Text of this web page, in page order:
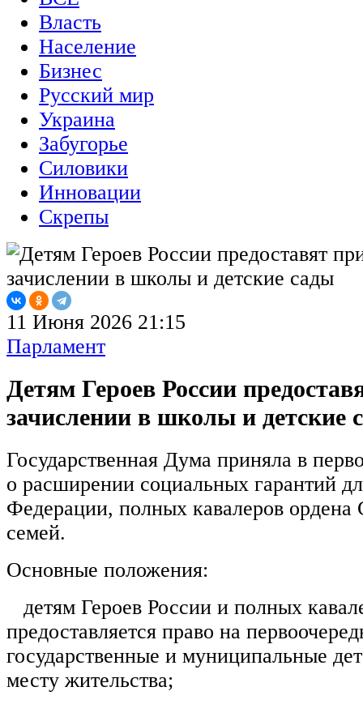
Власть
Население
Бизнес
Русский мир
Украина
Забугорье
Силовики
Инновации
Скрепы
11 Июня 2026 21:15
Парламент
Детям Героев России
зачислении в школы и детские
Государственная Дума приняла в
о расширении социальных гарантий
Федерации, полных кавалеров ордена
семей.
Основные положения:
детям Героев России и полных
предоставляется право на
государственные и муниципальные
месту жительства;